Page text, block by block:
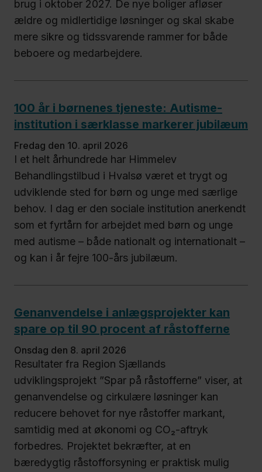
brug i oktober 2027. De nye boliger afløser
ældre og midlertidige løsninger og skal skabe
mere sikre og tidssvarende rammer for både
beboere og medarbejdere.
100 år i børnenes tjeneste: Autisme-
institution i særklasse markerer jubilæum
fredag den 10. april 2026
I et helt århundrede har Himmelev
Behandlingstilbud i Hvalsø været et trygt og
udviklende sted for børn og unge med særlige
behov. I dag er den sociale institution anerkendt
som et fyrtårn for arbejdet med børn og unge
med autisme – både nationalt og internationalt –
og kan i år fejre 100-års jubilæum.
Genanvendelse i anlægsprojekter kan
spare op til 90 procent af råstofferne
onsdag den 8. april 2026
Resultater fra Region Sjællands
udviklingsprojekt ”Spar på råstofferne” viser, at
genanvendelse og cirkulære løsninger kan
reducere behovet for nye råstoffer markant,
samtidig med at økonomi og CO₂-aftryk
forbedres. Projektet bekræfter, at en
bæredygtig råstofforsyning er praktisk mulig